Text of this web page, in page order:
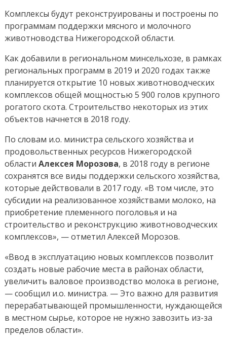
2018
году
Комплексы будут реконструированы и построены по
программам поддержки мясного и молочного
животноводства Нижегородской области.
Как добавили в региональном минсельхозе, в рамках
региональных программ в 2019 и 2020 годах также
планируется открытие 10 новых животноводческих
комплексов общей мощностью 5 900 голов крупного
рогатого скота. Строительство некоторых из этих
объектов начнется в 2018 году.
По словам и.о. министра сельского хозяйства и
продовольственных ресурсов Нижегородской
области Алексея Морозова, в 2018 году в регионе
сохранятся все виды поддержки сельского хозяйства,
которые действовали в 2017 году. «В том числе, это
субсидии на реализованное хозяйствами молоко, на
приобретение племенного поголовья и на
строительство и реконструкцию животноводческих
комплексов», — отметил Алексей Морозов.
«Ввод в эксплуатацию новых комплексов позволит
создать новые рабочие места в районах области,
увеличить валовое производство молока в регионе,
— сообщил и.о. министра. — Это важно для развития
перерабатывающей промышленности, нуждающейся
в местном сырье, которое не нужно завозить из-за
пределов области».